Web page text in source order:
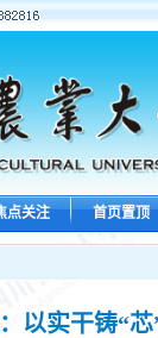
点关注 首页置顶
以实干铸“